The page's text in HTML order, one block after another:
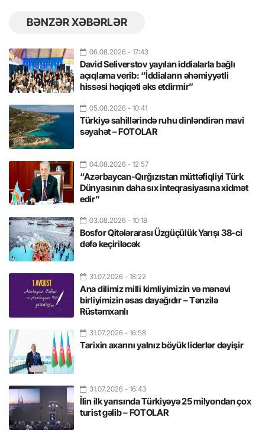
BƏNZƏR XƏBƏRLƏR
06.08.2026 - 17:43
David Seliverstov yayılan iddialarla bağlı
açıqlama verib: “İddiaların əhəmiyyətli
hissəsi həqiqəti əks etdirmir”
05.08.2026 - 10:41
Türkiyə sahillərində ruhu dinləndirən mavi
səyahət – FOTOLAR
04.08.2026 - 12:57
“Azərbaycan-Qırğızıstan müttəfiqliyi Türk
Dünyasının daha sıx inteqrasiyasına xidmət
edir”
03.08.2026 - 10:18
Bosfor Qitələrarası Üzgüçülük Yarışı 38-ci
dəfə keçiriləcək
31.07.2026 - 18:22
Ana dilimiz milli kimliyimizin və mənəvi
birliyimizin əsas dayağıdır – Tənzilə
Rüstəmxanlı
31.07.2026 - 16:58
Tarixin axarını yalnız böyük liderlər dəyişir
31.07.2026 - 16:43
İlin ilk yarısında Türkiyəyə 25 milyondan çox
turist gəlib – FOTOLAR